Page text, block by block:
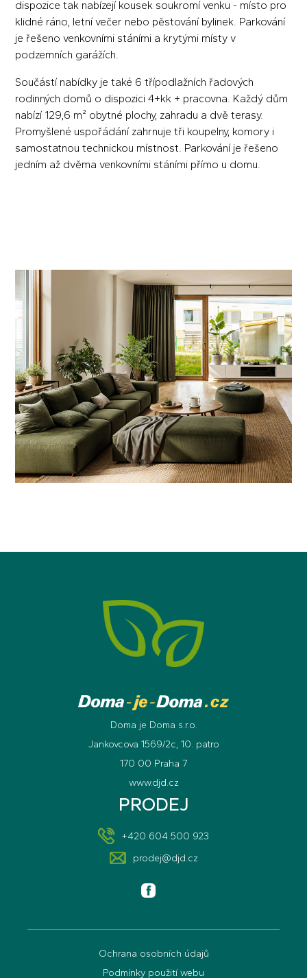
dispozice tak nabízejí kousek soukromí venku - místo pro
klidné ráno, letní večer nebo pěstování bylinek. Parkování
je řešeno venkovními stáními a krytými místy v
podzemních garážích.
Součástí nabídky je také 6 třípodlažních řadových
rodinných domů o dispozici 4+kk + pracovna. Každý dům
nabízí 129,6 m² obytné plochy, zahradu a dvě terasy.
Promyšlené uspořádání zahrnuje tři koupelny, komory i
samostatnou technickou místnost. Parkování je řešeno
jedním až dvěma venkovními stáními přímo u domu.
PRODEJ
+420 604 500 923
prodej@djd.cz
Doma je Doma s.r.o.
Jankovcova 1569/2c, 10. patro
170 00 Praha 7
www.djd.cz
Ochrana osobních údajů
Podmínky použití webu